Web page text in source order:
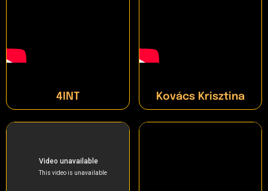
4INT Kovács Krisztina